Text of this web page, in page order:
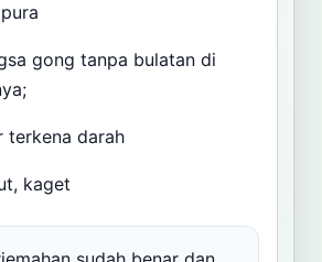
gong tanpa bulatan di
terkena darah
kaget